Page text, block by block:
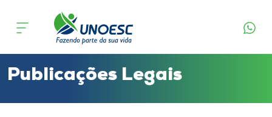
Cursos
Publicações Legais